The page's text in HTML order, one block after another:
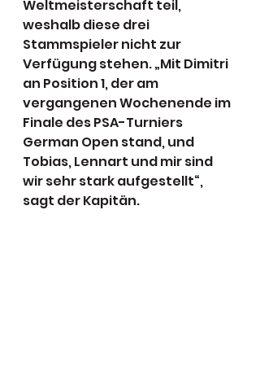
Weltmeisterschaft teil,
weshalb diese drei
Stammspieler nicht zur
Verfügung stehen. „Mit Dimitri
an Position 1, der am
vergangenen Wochenende im
Finale des PSA-Turniers
German Open stand, und
Tobias, Lennart und mir sind
wir sehr stark aufgestellt“,
sagt der Kapitän.